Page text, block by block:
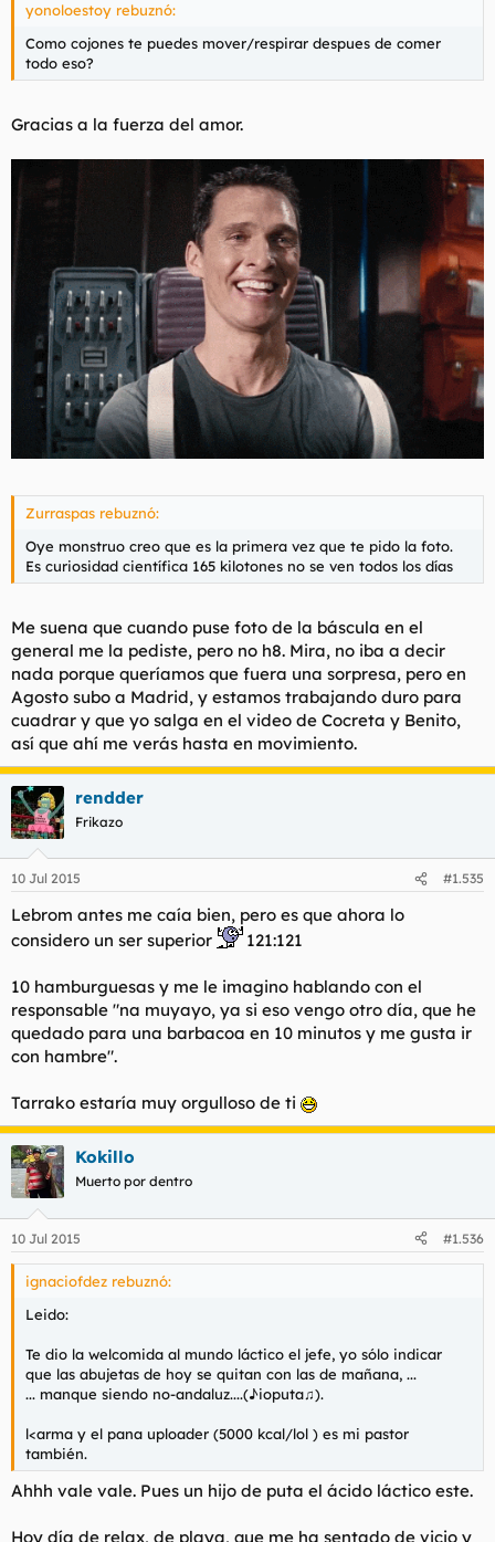
yonoloestoy rebuznó:
Como cojones te puedes mover/respirar despues de comer
todo eso?
Gracias a la fuerza del amor.
Zurraspas rebuznó:
Oye monstruo creo que es la primera vez que te pido la foto.
Es curiosidad científica 165 kilotones no se ven todos los días
Me suena que cuando puse foto de la báscula en el
general me la pediste, pero no h8. Mira, no iba a decir
nada porque queríamos que fuera una sorpresa, pero en
Agosto subo a Madrid, y estamos trabajando duro para
cuadrar y que yo salga en el video de Cocreta y Benito,
así que ahí me verás hasta en movimiento.
rendder
Frikazo
10 Jul 2015 #1.535
Lebrom antes me caía bien, pero es que ahora lo
considero un ser superior
121:121
10 hamburguesas y me le imagino hablando con el
responsable "na muyayo, ya si eso vengo otro día, que he
quedado para una barbacoa en 10 minutos y me gusta ir
con hambre".
Tarrako estaría muy orgulloso de ti
Kokillo
Muerto por dentro
10 Jul 2015 #1.536
ignaciofdez rebuznó:
Leido:
Te dio la welcomida al mundo láctico el jefe, yo sólo indicar
que las abujetas de hoy se quitan con las de mañana, ...
... manque siendo no-andaluz....(♪ioputa♫).
l<arma y el pana uploader (5000 kcal/lol ) es mi pastor
también.
Ahhh vale vale. Pues un hijo de puta el ácido láctico este.
Hoy día de relax, de playa, que me ha sentado de vicio y